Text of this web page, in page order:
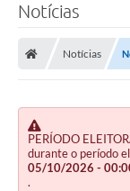
Notícias
Notícias
PERÍODO
durante o período
05/10/2026 -
.